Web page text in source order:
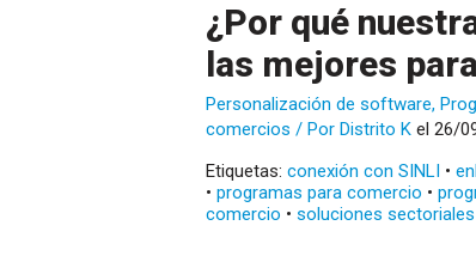
¿Por qué
las mejores
Personalización de software,
comercios / PorDistrito K el 26/
Etiquetas:conexión con SINLI •
•programas para comercio •
comercio •soluciones sectoriales